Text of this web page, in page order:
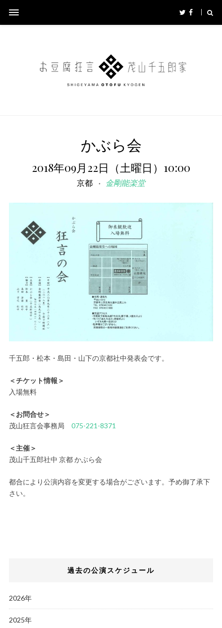
かぶら会
2018年09月22日（土曜日）10:00
京都 金剛能楽堂
千五郎・松本・島田・山下の京都社中発表会です。
＜チケット情報＞
入場無料
＜お問合せ＞
茂山狂言会事務局 075-221-8371
＜主催＞
茂山千五郎社中 京都 かぶら会
都合により公演内容を変更する場合がございます。予め御了承下
さい。
過去の公演スケジュール
2026年
2025年